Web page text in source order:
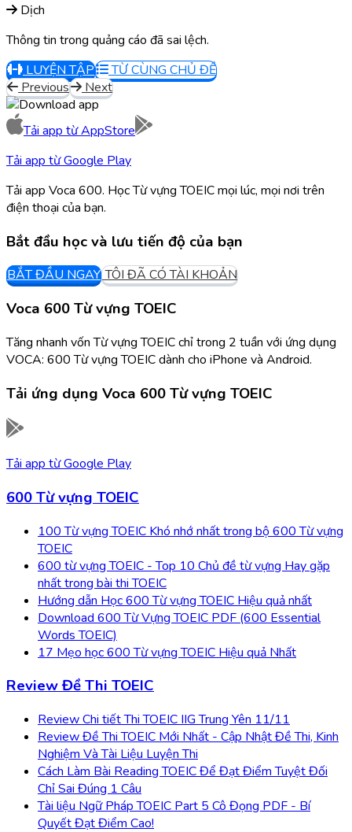
Dịch
Thông tin trong quảng cáo đã sai lệch.
LUYỆN TẬP
TỪ CÙNG CHỦ ĐỀ
Previous
Next
Tải app từAppStore
Tải app từGoogle Play
Tải app Voca 600. Học Từ vựng TOEIC mọi lúc, mọi nơi trên
điện thoại của bạn.
Bắt đầu học và lưu tiến độ của bạn
BẮT ĐẦU NGAY TÔI ĐÃ CÓ TÀI KHOẢN
Voca 600 Từ vựng TOEIC
Tăng nhanh vốn Từ vựng TOEIC chỉ trong 2 tuần với ứng dụng
VOCA: 600 Từ vựng TOEIC dành cho iPhone và Android.
Tải ứng dụng Voca 600 Từ vựng TOEIC
Tải app từGoogle Play
600 Từ vựng TOEIC
100 Từ vựng TOEIC Khó nhớ nhất trong bộ 600 Từ vựng
TOEIC
600 từ vựng TOEIC - Top 10 Chủ đề từ vựng Hay gặp
nhất trong bài thi TOEIC
Hướng dẫn Học 600 Từ vựng TOEIC Hiệu quả nhất
Download 600 Từ Vựng TOEIC PDF (600 Essential
Words TOEIC)
17 Mẹo học 600 Từ vựng TOEIC Hiệu quả Nhất
Review Đề Thi TOEIC
Review Chi tiết Thi TOEIC IIG Trung Yên 11/11
Review Đề Thi TOEIC Mới Nhất - Cập Nhật Đề Thi, Kinh
Nghiệm Và Tài Liệu Luyện Thi
Cách Làm Bài Reading TOEIC Để Đạt Điểm Tuyệt Đối
Chỉ Sai Đúng 1 Câu
Tài liệu Ngữ Pháp TOEIC Part 5 Cô Đọng PDF - Bí
Quyết Đạt Điểm Cao!